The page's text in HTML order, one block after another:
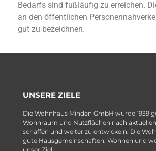
Bedarfs sind fußläufig zu erreichen.
an den öffentlichen
gut zu bezeichnen.
UNSERE ZIELE
Die Wohnhaus Minden GmbH wurde 1939
Wohnraum und Nutzflächen nach
schaffen und weiter zu entwickeln. Die
gute Hausgemeinschaften. Wohnen und